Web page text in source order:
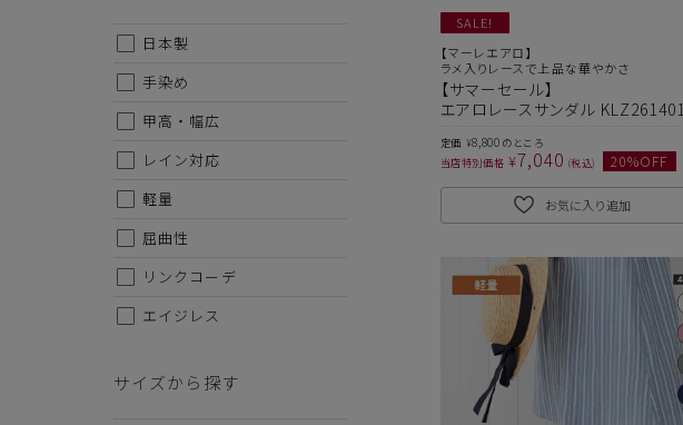
SALE!
【マーレエアロ】
ラメ入りレースで上品な華やかさ
【サマーセール】
エアロレースサンダル KLZ261401
定価 ¥8,800 のところ
当店特別価格 ¥7,040 税込 20%OFF
お気に入り追加
日本製
手染め
甲高・幅広
レイン対応
軽量
屈曲性
リンクコーデ
エイジレス
サイズから探す